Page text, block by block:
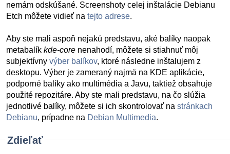
nemám odskúšané. Screenshoty celej inštalácie Debianu
Etch môžete vidieť na tejto adrese.
Aby ste mali aspoň nejakú predstavu, aké balíky naopak
metabalík kde-core nenahodí, môžete si stiahnuť môj
subjektívny výber balíkov, ktoré následne inštalujem z
desktopu. Výber je zameraný najmä na KDE aplikácie,
podporné balíky ako multimédia a Javu, taktiež obsahuje
použité repozitáre. Aby ste mali predstavu, na čo slúžia
jednotlivé balíky, môžete si ich skontrolovať na stránkach
Debianu, prípadne na Debian Multimedia.
Zdieľať